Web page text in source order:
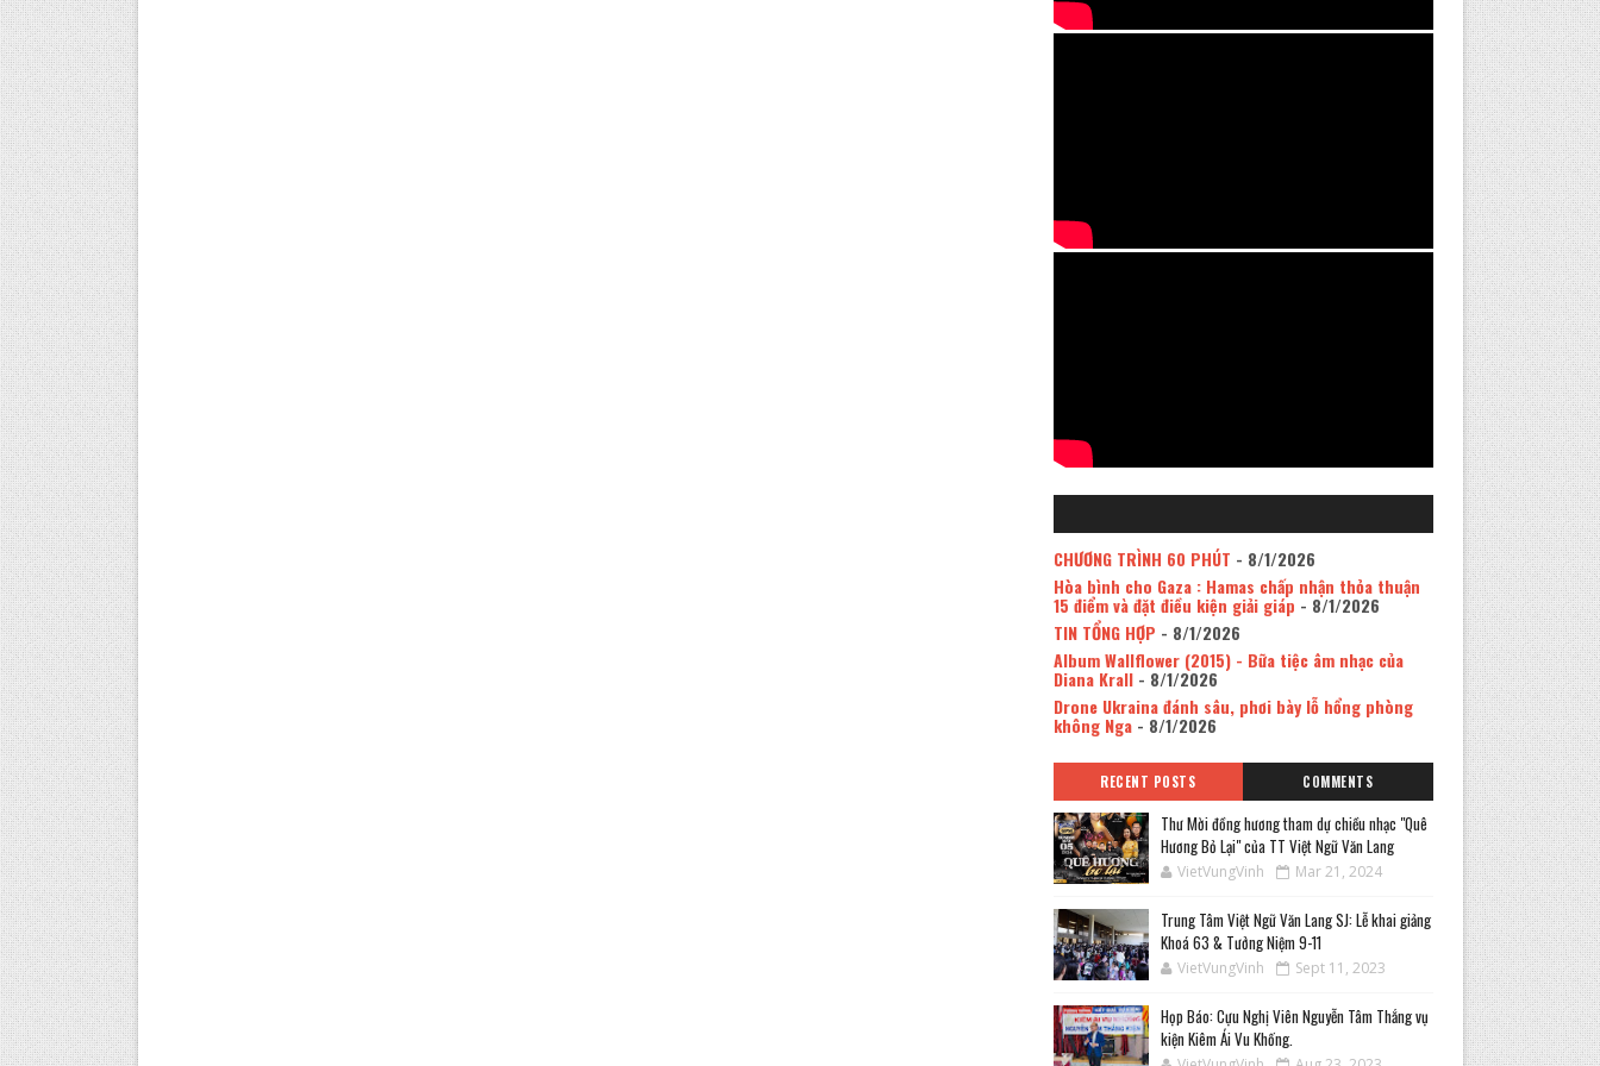
CHƯƠNG TRÌNH 60 PHÚT - 8/1/2026
Hòa bình cho Gaza : Hamas chấp nhận thỏa thuận
15 điểm và đặt điều kiện giải giáp - 8/1/2026
TIN TỔNG HỢP - 8/1/2026
Album Wallflower (2015) - Bữa tiệc âm nhạc của
Diana Krall- 8/1/2026
Drone Ukraina đánh sâu, phơi bày lỗ hổng phòng
không Nga- 8/1/2026
RECENT POSTS COMMENTS
Thư Mời đồng hương tham dự chiều nhạc "Quê
Hương Bỏ Lại" của TT Việt Ngữ Văn Lang
VietVungVinh Mar 21, 2024
Trung Tâm Việt Ngữ Văn Lang SJ: Lễ khai giảng
Khoá 63 & Tưởng Niệm 9-11
VietVungVinh Sept 11, 2023
Họp Báo: Cựu Nghị Viên Nguyễn Tâm Thắng vụ
kiện Kiêm Ái Vu Khống.